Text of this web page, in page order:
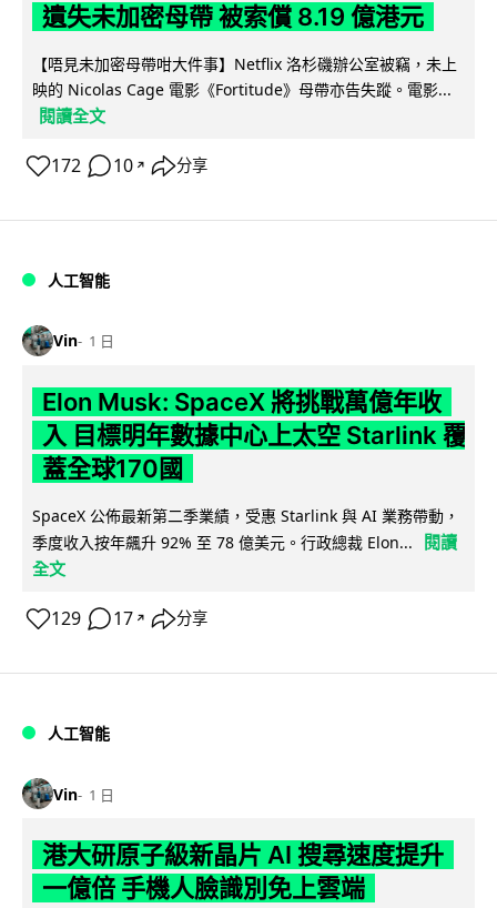
遺失未加密母帶 被索償 8.19 億港元
【唔見未加密母帶咁大件事】Netflix 洛杉磯辦公室被竊，未上
映的 Nicolas Cage 電影《Fortitude》母帶亦告失蹤。電影...
閱讀全文
172 10 ↗ 分享
人工智能
Vin 1 日
Elon Musk: SpaceX 將挑戰萬億年收
入 目標明年數據中心上太空 Starlink 覆
蓋全球170國
SpaceX 公佈最新第二季業績，受惠 Starlink 與 AI 業務帶動，
季度收入按年飆升 92% 至 78 億美元。行政總裁 Elon...
閱讀
全文
129 17 ↗ 分享
人工智能
Vin 1 日
港大研原子級新晶片 AI 搜尋速度提升
一億倍 手機人臉識別免上雲端